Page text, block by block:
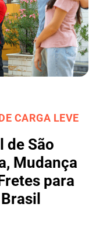
CARGA LEVE
de São
Mudança
para